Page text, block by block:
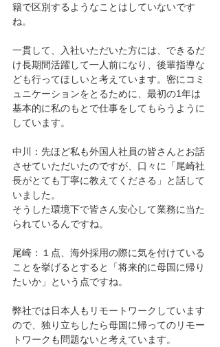
籍で区別するようなことはしていないです
ね。
一貫して、入社いただいた方には、できるだ
け長期間活躍して一人前になり、後輩指導な
ども行ってほしいと考えています。密にコミ
ュニケーションをとるために、最初の1年は
基本的に私のもとで仕事をしてもらうように
しています。
中川：先ほど私も外国人社員の皆さんとお話
させていただいたのですが、口々に「尾崎社
長がとても丁寧に教えてくださる」と話して
いました。
そうした環境下で皆さん安心して業務に当た
られているんですね。
尾崎：１点、海外採用の際に気を付けている
ことを挙げるとすると「将来的に母国に帰り
たいか」という点ですね。
弊社では日本人もリモートワークしています
ので、独り立ちしたら母国に帰ってのリモー
トワークも問題ないと考えています。